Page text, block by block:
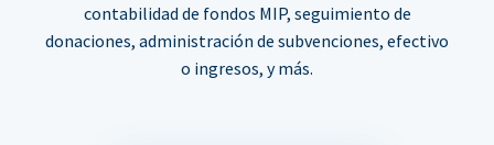
contabilidad de fondos MIP, seguimiento de
donaciones, administración de subvenciones, efectivo
o ingresos, y más.